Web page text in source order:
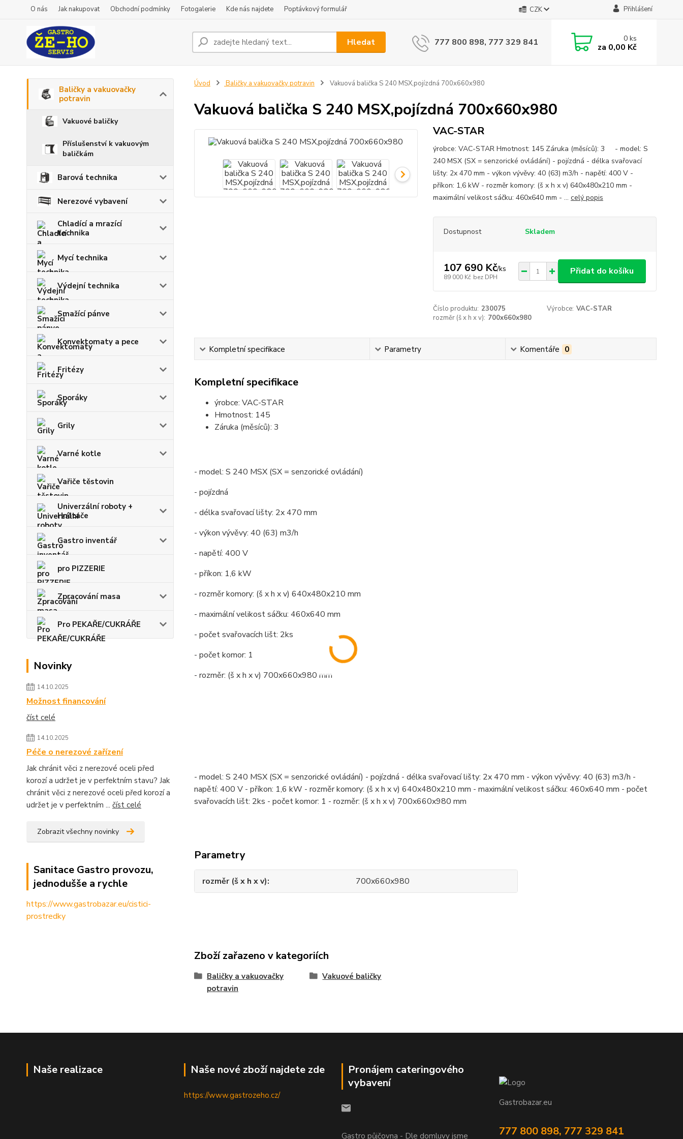
O nás Jak nakupovat Obchodní podmínky Fotogalerie Kde nás najdete Poptávkový formulář CZK Přihlášení
Hledat 777 800 898, 777 329 841 0ks
za 0,00 Kč
Baličky a vakuovačky
potravin
Vakuové baličky
Příslušenství k vakuovým
baličkám
Barová technika
Nerezové vybavení
Chladící a mrazící
technika
Mycí technika
Výdejní technika
Smažící pánve
Konvektomaty a pece
Fritézy
Sporáky
Grily
Varné kotle
Vařiče těstovin
Univerzální roboty +
Hnětače
Gastro inventář
pro PIZZERIE
Zpracování masa
Pro PEKAŘE/CUKRÁŘE
Novinky
14.10.2025
Možnost financování
číst celé
14.10.2025
Péče o nerezové zařízení
Jak chránit věci z nerezové oceli před
korozí a udržet je v perfektním stavu? Jak
chránit věci z nerezové oceli před korozí a
udržet je v perfektním ... číst celé
Zobrazit všechny novinky
Sanitace Gastro provozu,
jednodušše a rychle
https://www.gastrobazar.eu/cistici-
prostredky
Úvod Baličky a vakuovačky potravin Vakuová balička S 240 MSX,pojízdná 700x660x980
Vakuová balička S 240 MSX,pojízdná 700x660x980
VAC-STAR
ýrobce: VAC-STAR Hmotnost: 145 Záruka (měsíců): 3 - model: S
240 MSX (SX = senzorické ovládání) - pojízdná - délka svařovací
lišty: 2x 470 mm - výkon vývěvy: 40 (63) m3/h - napětí: 400 V -
příkon: 1,6 kW - rozměr komory: (š x h x v) 640x480x210 mm -
maximální velikost sáčku: 460x640 mm - ... celý popis
Dostupnost Skladem
107 690 Kč/ks
89 000 Kč bez DPH
Přidat do košíku
Číslo produktu: 230075 Výrobce: VAC-STAR
rozměr (š x h x v): 700x660x980
Kompletní specifikace Parametry Komentáře 0
Kompletní specifikace
ýrobce: VAC-STAR
Hmotnost: 145
Záruka (měsíců): 3
- model: S 240 MSX (SX = senzorické ovládání)
- pojízdná
- délka svařovací lišty: 2x 470 mm
- výkon vývěvy: 40 (63) m3/h
- napětí: 400 V
- příkon: 1,6 kW
- rozměr komory: (š x h x v) 640x480x210 mm
- maximální velikost sáčku: 460x640 mm
- počet svařovacích lišt: 2ks
- počet komor: 1
- rozměr: (š x h x v) 700x660x980 mm
- model: S 240 MSX (SX = senzorické ovládání) - pojízdná - délka svařovací lišty: 2x 470 mm - výkon vývěvy: 40 (63) m3/h -
napětí: 400 V - příkon: 1,6 kW - rozměr komory: (š x h x v) 640x480x210 mm - maximální velikost sáčku: 460x640 mm - počet
svařovacích lišt: 2ks - počet komor: 1 - rozměr: (š x h x v) 700x660x980 mm
Parametry
rozměr (š x h x v) 700x660x980
Zboží zařazeno v kategoriích
Baličky a vakuovačky
potravin
Vakuové baličky
Naše realizace Naše nové zboží najdete zde
https://www.gastrozeho.cz/
Pronájem cateringového
vybavení
Gastro půjčovna - Dle domluvy jsme
Gastrobazar.eu
777 800 898, 777 329 841